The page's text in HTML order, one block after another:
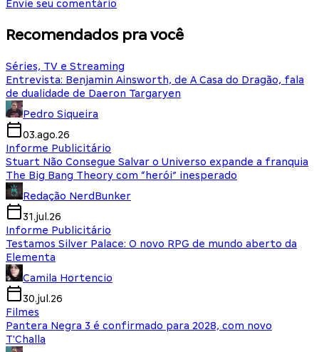
Envie seu comentário
Recomendados pra você
Séries, TV e Streaming
Entrevista: Benjamin Ainsworth, de A Casa do Dragão, fala
de dualidade de Daeron Targaryen
Pedro Siqueira
03.ago.26
Informe Publicitário
Stuart Não Consegue Salvar o Universo expande a franquia
The Big Bang Theory com “herói” inesperado
Redação NerdBunker
31.jul.26
Informe Publicitário
Testamos Silver Palace: O novo RPG de mundo aberto da
Elementa
Camila Hortencio
30.jul.26
Filmes
Pantera Negra 3 é confirmado para 2028, com novo
T'Challa